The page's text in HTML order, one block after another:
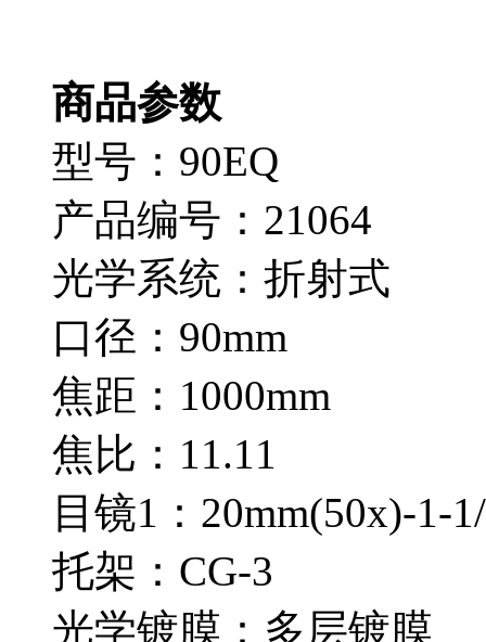
商品参数
型号：90EQ
产品编号：21064
光学系统：折射式
口径：90mm
焦距：1000mm
焦比：11.11
目镜1：20mm(50x)-1-
托架：CG-3
光学镀膜：多层镀膜